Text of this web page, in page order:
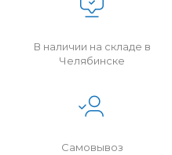
В наличии на складе в
Челябинске
Самовывоз